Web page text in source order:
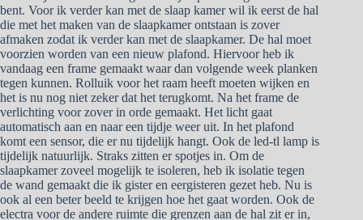
bent. Voor ik verder kan met de slaap kamer wil ik eerst de hal
die met het maken van de slaapkamer ontstaan is zover
afmaken zodat ik verder kan met de slaapkamer. De hal moet
voorzien worden van een nieuw plafond. Hiervoor heb ik
vandaag een frame gemaakt waar dan volgende week planken
tegen kunnen. Rolluik voor het raam heeft moeten wijken en
het is nu nog niet zeker dat het terugkomt. Na het frame de
verlichting voor zover in orde gemaakt. Het licht gaat
automatisch aan en naar een tijdje weer uit. In het plafond
komt een sensor, die er nu tijdelijk hangt. Ook de led-tl lamp is
tijdelijk natuurlijk. Straks zitten er spotjes in. Om de
slaapkamer zoveel mogelijk te isoleren, heb ik isolatie tegen
de wand gemaakt die ik gister en eergisteren gezet heb. Nu is
ook al een beter beeld te krijgen hoe het gaat worden. Ook de
electra voor de andere ruimte die grenzen aan de hal zit er in,